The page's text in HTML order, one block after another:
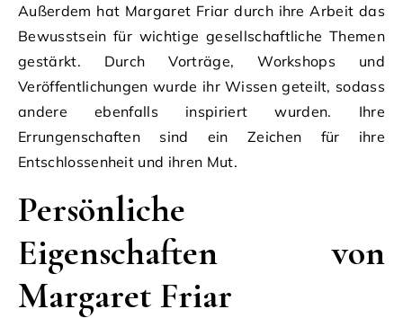
Außerdem hat Margaret Friar durch ihre Arbeit das
Bewusstsein für wichtige gesellschaftliche Themen
gestärkt. Durch Vorträge, Workshops und
Veröffentlichungen wurde ihr Wissen geteilt, sodass
andere ebenfalls inspiriert wurden. Ihre
Errungenschaften sind ein Zeichen für ihre
Entschlossenheit und ihren Mut.
Persönliche
Eigenschaften von
Margaret Friar